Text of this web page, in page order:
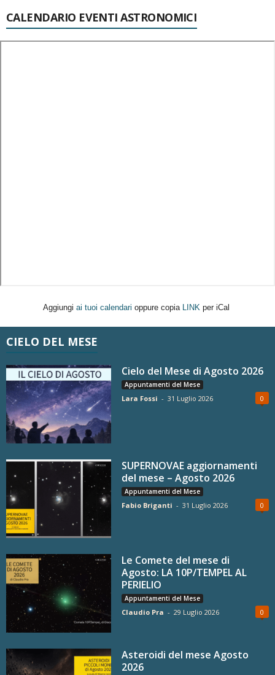
CALENDARIO EVENTI ASTRONOMICI
Aggiungi ai tuoi calendari oppure copia LINK per iCal
CIELO DEL MESE
Cielo del Mese di Agosto 2026
Appuntamenti del Mese
Lara Fossi - 31 Luglio 2026 0
SUPERNOVAE aggiornamenti
del mese – Agosto 2026
Appuntamenti del Mese
Fabio Briganti - 31 Luglio 2026 0
Le Comete del mese di
Agosto: LA 10P/TEMPEL AL
PERIELIO
Appuntamenti del Mese
Claudio Pra - 29 Luglio 2026 0
Asteroidi del mese Agosto
2026